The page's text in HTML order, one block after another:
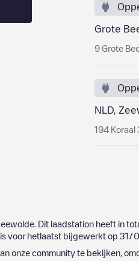
Grote
9 Grote
NLD,
194 Koraal
. Dit laadstation heeft in
voor hetlaatst bijgewerkt op 31/
onze community te bekijken,